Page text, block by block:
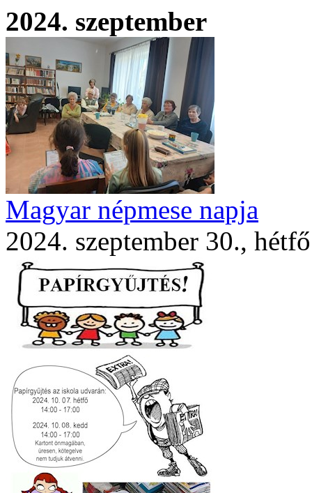
2024. szeptember
Magyar népmese napja
2024. szeptember 30., hétfő